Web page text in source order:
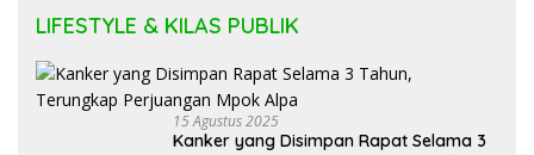
LIFESTYLE & KILAS PUBLIK
15 Agustus 2025
Kanker yang Disimpan Rapat Selama 3